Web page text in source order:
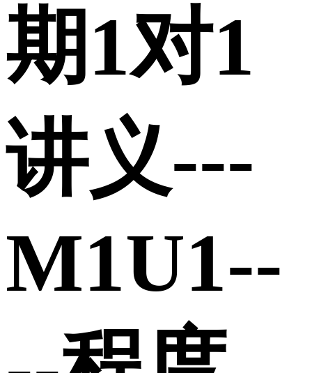
期1对1
讲义---
M1U1--